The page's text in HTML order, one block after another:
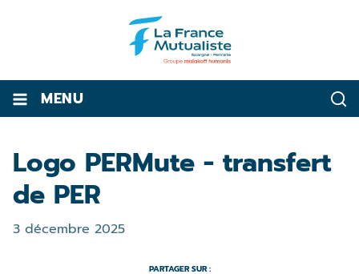
MENU
Logo PERMute - transfert
de PER
3 décembre 2025
PARTAGER SUR :